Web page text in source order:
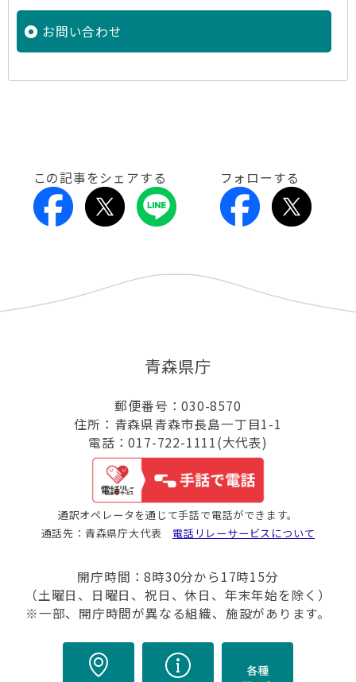
お問い合わせ
この記事をシェアする フォローする
青森県庁
郵便番号：030-8570
住所：青森県青森市長島一丁目1-1
電話：017-722-1111(大代表)
通訳オペレータを通じて手話で電話ができます。
通話先：青森県庁大代表 電話リレーサービスについて
開庁時間：8時30分から17時15分
（土曜日、日曜日、祝日、休日、年末年始を除く）
※一部、開庁時間が異なる組織、施設があります。